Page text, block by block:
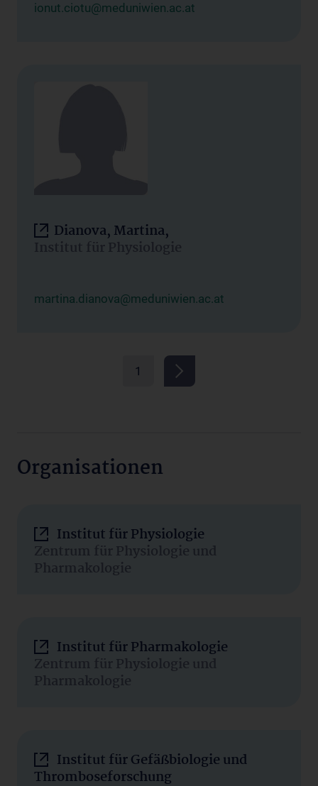
ionut.ciotu@meduniwien.ac.at
Dianova, Martina,
Institut für Physiologie
martina.dianova@meduniwien.ac.at
1
Organisationen
Institut für Physiologie
Zentrum für Physiologie und
Pharmakologie
Institut für Pharmakologie
Zentrum für Physiologie und
Pharmakologie
Institut für Gefäßbiologie und
Thromboseforschung